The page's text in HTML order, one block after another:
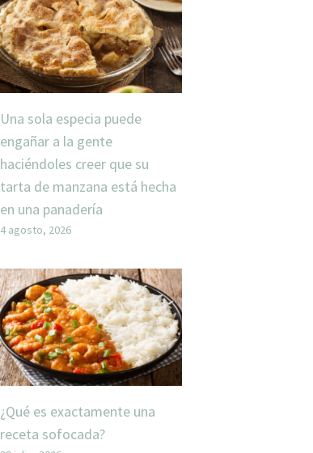
Una sola especia puede
engañar a la gente
haciéndoles creer que su
tarta de manzana está hecha
en una panadería
4 agosto, 2026
¿Qué es exactamente una
receta sofocada?